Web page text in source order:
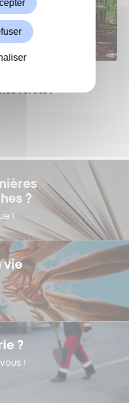
forêts !
?
!
vie
?
!